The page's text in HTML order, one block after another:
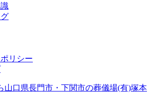
リシー
山口県長門市・下関市の葬儀場(有)塚本